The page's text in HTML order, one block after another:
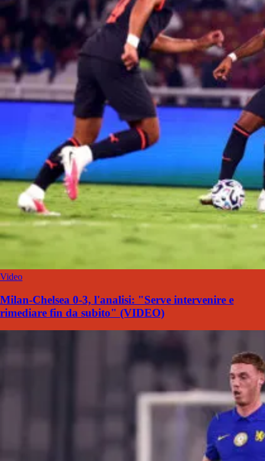
Video
Milan-Chelsea 0-3, l'analisi: "Serve intervenire e
rimediare fin da subito" (VIDEO)